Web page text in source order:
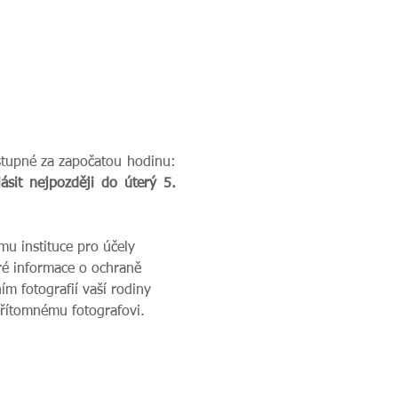
za započatou hodinu:
nejpozději do úterý 5.
instituce pro účely
informace o ochraně
fotografií vaší rodiny
fotografovi.